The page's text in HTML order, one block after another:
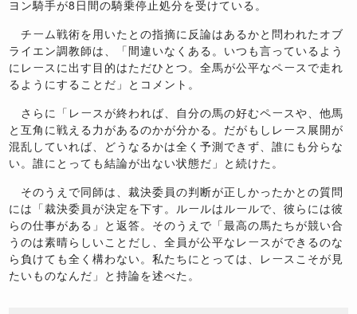
ヨン騎手が8日間の騎乗停止処分を受けている。
チーム戦術を用いたとの指摘に反論はあるかと問われたオブ
ライエン調教師は、「間違いなくある。いつも言っているよう
にレースに出す目的はただひとつ。全馬が公平なペースで走れ
るようにすることだ」とコメント。
さらに「レースが終われば、自分の馬の好むペースや、他馬
と互角に戦える力があるのかが分かる。だがもしレース展開が
混乱していれば、どうなるかは全く予測できず、誰にも分らな
い。誰にとっても結論が出ない状態だ」と続けた。
そのうえで同師は、裁決委員の判断が正しかったかとの質問
には「裁決委員が決定を下す。ルールはルールで、彼らには彼
らの仕事がある」と返答。そのうえで「最高の馬たちが競い合
うのは素晴らしいことだし、全員が公平なレースができるのな
ら負けても全く構わない。私たちにとっては、レースこそが見
たいものなんだ」と持論を述べた。